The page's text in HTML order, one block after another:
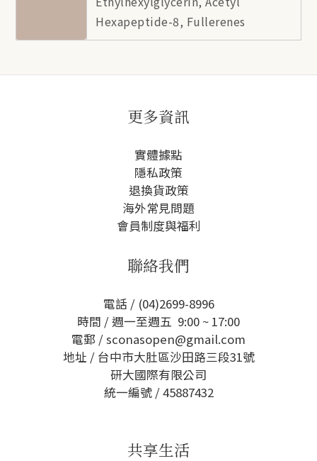
Hexapeptide-8, Fullerenes
更多資訊
實體據點
隱私政策
退換貨政策
海外常見問題
會員制度與福利
聯絡我們
電話 / (04)2699-8996
時間 / 週一至週五 9:00 ~ 17:00
電郵 / sconasopen@gmail.com
地址 / 台中市大肚區沙田路三段31號
研大國際有限公司
統一編號 / 45887432
共享生活